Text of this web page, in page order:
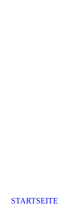
STARTSEITE